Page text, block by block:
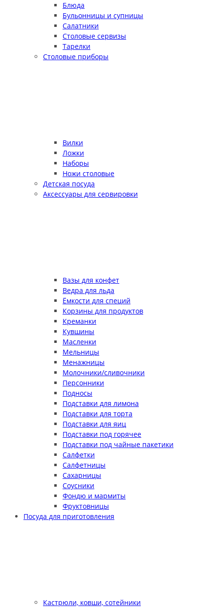
Блюда
Бульонницы и супницы
Салатники
Столовые сервизы
Тарелки
Столовые приборы
Вилки
Ложки
Наборы
Ножи столовые
Детская посуда
Аксессуары для сервировки
Вазы для конфет
Ведра для льда
Ёмкости для специй
Корзины для продуктов
Креманки
Кувшины
Масленки
Мельницы
Менажницы
Молочники/сливочники
Персонники
Подносы
Подставки для лимона
Подставки для торта
Подставки для яиц
Подставки под горячее
Подставки под чайные пакетики
Салфетки
Салфетницы
Сахарницы
Соусники
Фондю и мармиты
Фруктовницы
Посуда для приготовления
Кастрюли, ковши, сотейники